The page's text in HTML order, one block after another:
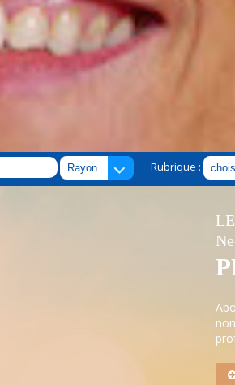
Rubrique :